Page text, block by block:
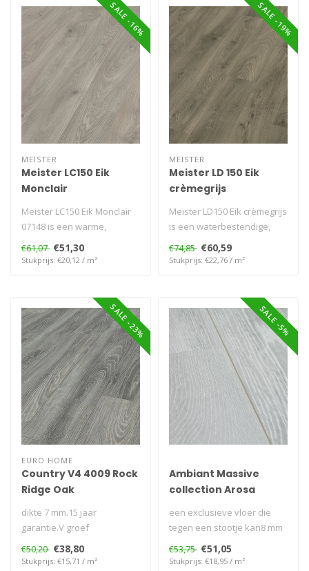
SALE -16%
MEISTER
Meister LC150 Eik
Monclair
Meister LC150 Eik Monclair
07148 is een warme,
met wat..
€61,07 €51,30
Stukprijs: €20,12 / m²
SALE -19%
MEISTER
Meister LD 150 Eik
crèmegrijs
Meister LD150 Eik crèmegrijs
is een waterbestendige,
me..
€74,85 €60,59
Stukprijs: €22,76 / m²
SALE -23%
EURO HOME
Country V4 4009 Rock
Ridge Oak
dikte 7 mm.15 jaar
garantie.V groef
rondom.Afmeting: 1285x192
mm..
€50,20 €38,80
Stukprijs: €15,71 / m²
SALE -5%
Ambiant Massive
collection Arosa
een exclusieve vloer die
tegen een stootje kan8 mm
dik geschikt voor
vloerverwar..
€53,75 €51,05
Stukprijs: €18,95 / m²